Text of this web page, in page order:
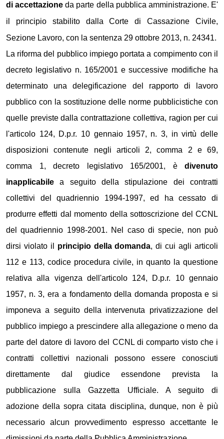
di accettazione da parte della pubblica amministrazione. E'
il principio stabilito dalla Corte di Cassazione Civile,
Sezione Lavoro, con la sentenza 29 ottobre 2013, n. 24341.
La riforma del pubblico impiego portata a compimento con il
decreto legislativo n. 165/2001 e successive modifiche ha
determinato una delegificazione del rapporto di lavoro
pubblico con la sostituzione delle norme pubblicistiche con
quelle previste dalla contrattazione collettiva, ragion per cui
l'articolo 124, D.p.r. 10 gennaio 1957, n. 3, in virtù delle
disposizioni contenute negli articoli 2, comma 2 e 69,
comma 1, decreto legislativo 165/2001, è divenuto
inapplicabile a seguito della stipulazione dei contratti
collettivi del quadriennio 1994-1997, ed ha cessato di
produrre effetti dal momento della sottoscrizione del CCNL
del quadriennio 1998-2001. Nel caso di specie, non può
dirsi violato il principio della domanda, di cui agli articoli
112 e 113, codice procedura civile, in quanto la questione
relativa alla vigenza dell'articolo 124, D.p.r. 10 gennaio
1957, n. 3, era a fondamento della domanda proposta e si
imponeva a seguito della intervenuta privatizzazione del
pubblico impiego a prescindere alla allegazione o meno da
parte del datore di lavoro del CCNL di comparto visto che i
contratti collettivi nazionali possono essere conosciuti
direttamente dal giudice essendone prevista la
pubblicazione sulla Gazzetta Ufficiale. A seguito di
adozione della sopra citata disciplina, dunque, non è più
necessario alcun provvedimento espresso accettante le